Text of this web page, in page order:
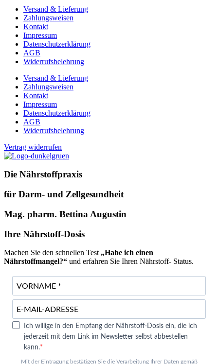
Versand & Lieferung
Zahlungsweisen
Kontakt
Impressum
Datenschutzerklärung
AGB
Widerrufsbelehrung
Versand & Lieferung
Zahlungsweisen
Kontakt
Impressum
Datenschutzerklärung
AGB
Widerrufsbelehrung
Vertrag widerrufen
Die Nährstoffpraxis
für Darm- und Zellgesundheit
Mag. pharm. Bettina Augustin
Ihre Nährstoff-Dosis
Machen Sie den schnellen Test „Habe ich einen
Nährstoffmangel?“ und erfahren Sie Ihren Nährstoff- Status.
Ich willige in den Empfang der Nährstoff-Dosis ein, die ich
jederzeit mit dem Link im Newsletter selbst abbestellen
kann.
Mit der Eintragung bestätigen Sie die Verarbeitung Ihrer Daten gemäß